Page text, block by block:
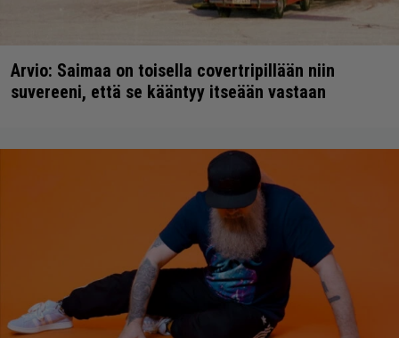
Arvio: Saimaa on toisella covertripillään niin
suvereeni, että se kääntyy itseään vastaan